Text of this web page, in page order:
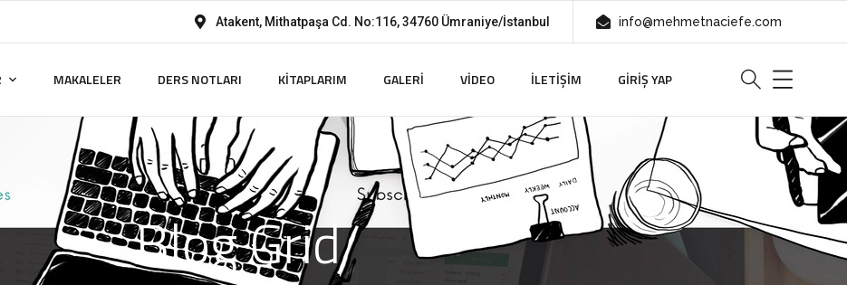
Atakent, Mithatpaşa Cd. No:116, 34760 Ümraniye/İstanbul info@mehmetnaciefe.com
MAKALELER DERS NOTLARI KITAPLARIM GALERI VIDEO İLETIŞIM GIRIŞ YAP
Blog Grid